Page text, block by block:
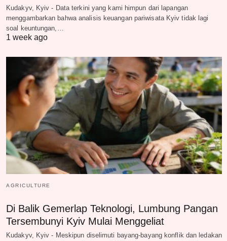
Kudakyv, Kyiv - Data terkini yang kami himpun dari lapangan
menggambarkan bahwa analisis keuangan pariwisata Kyiv tidak lagi
soal keuntungan,…
1 week ago
AGRICULTURE
Di Balik Gemerlap Teknologi, Lumbung Pangan
Tersembunyi Kyiv Mulai Menggeliat
Kudakyv, Kyiv - Meskipun diselimuti bayang-bayang konflik dan ledakan